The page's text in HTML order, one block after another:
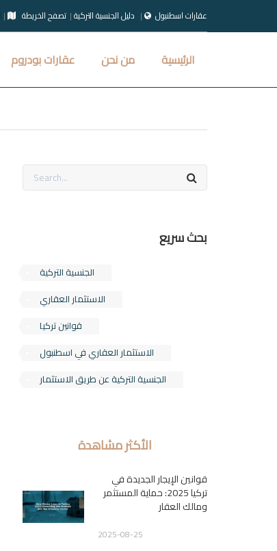
تصفح الخريطة عقارات اسطنبول
الرئيسية من نحن عقارات بودروم
بحث سريع
الجنسية التركية
الاستثمار العقاري
قوانين تركيا
الاستثمار العقاري في اسطنبول
الجنسية التركية عن طريق الاستثمار
الأكثر مشاهدة
قوانين الإيجار الجديدة في
تركيا 2025: حماية المستثمر
ومالك العقار
2025-08-25